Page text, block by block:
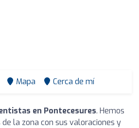
Mapa Cerca de mí
en Pontecesures. Hemos
la zona con sus valoraciones y